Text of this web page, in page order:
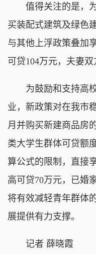
值得关注的是，为
买装配式建筑及绿色
与其他上浮政策叠加
可贷104万元，夫妻双
为鼓励和支持高校
业，新政策对在我市
月并购买新建商品房
类大学生群体可贷额
算公式的限制，直接
高可贷70万元，已婚
将有效减轻青年群体
展提供有力支撑。
记者 薛晓霞